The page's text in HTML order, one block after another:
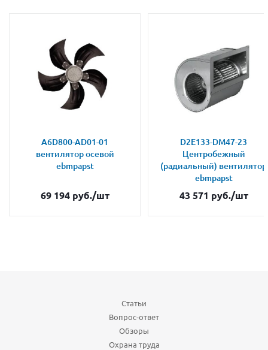
A6D800-AD01-01
вентилятор осевой
ebmpapst
69 194руб./шт
D2E133-DM47-23
Центробежный
(радиальный) вентилятор
ebmpapst
43 571 руб./шт
Статьи
Вопрос-ответ
Обзоры
Охрана труда